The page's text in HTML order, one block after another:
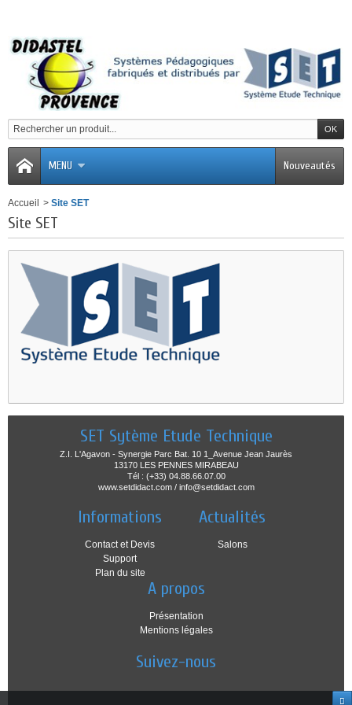
MENU Nouveautés
Accueil > Site SET
Site SET
SET Sytème Etude Technique
Z.I. L'Agavon - Synergie Parc Bat. 10 1_Avenue Jean Jaurès
13170 LES PENNES MIRABEAU
Tél : (+33) 04.88.66.07.00
www.setdidact.com / info@setdidact.com
Informations
Contact et Devis
Support
Plan du site
Actualités
Salons
A propos
Présentation
Mentions légales
Suivez-nous